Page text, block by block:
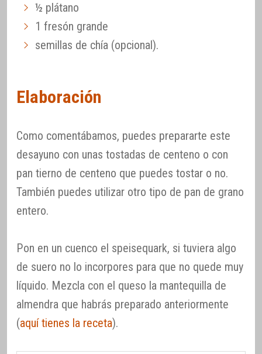
½ plátano
1 fresón grande
semillas de chía (opcional).
Elaboración
Como comentábamos, puedes prepararte este
desayuno con unas tostadas de centeno o con
pan tierno de centeno que puedes tostar o no.
También puedes utilizar otro tipo de pan de grano
entero.
Pon en un cuenco el speisequark, si tuviera algo
de suero no lo incorpores para que no quede muy
líquido. Mezcla con el queso la mantequilla de
almendra que habrás preparado anteriormente
(aquí tienes la receta).